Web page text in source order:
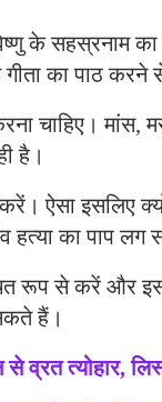
के सहस्रनाम
का पाठ करने
चाहिए। मांस,
है।
ऐसा इसलिए
हत्या का पाप लग
रूप से करें और
हैं।
व्रत त्योहार,